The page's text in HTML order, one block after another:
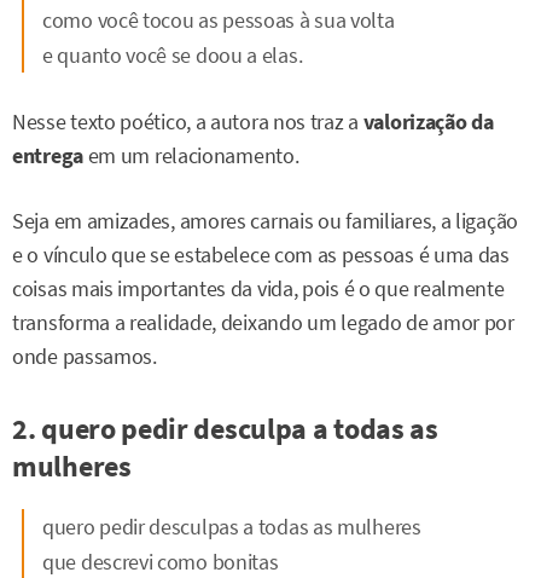
como você tocou as pessoas à sua volta
e quanto você se doou a elas.
Nesse texto poético, a autora nos traz a valorização da
entregaem um relacionamento.
Seja em amizades, amores carnais ou familiares, a ligação
e o vínculo que se estabelece com as pessoas é uma das
coisas mais importantes da vida, pois é o que realmente
transforma a realidade, deixando um legado de amor por
onde passamos.
2. quero pedir desculpa a todas as
mulheres
quero pedir desculpas a todas as mulheres
que descrevi como bonitas